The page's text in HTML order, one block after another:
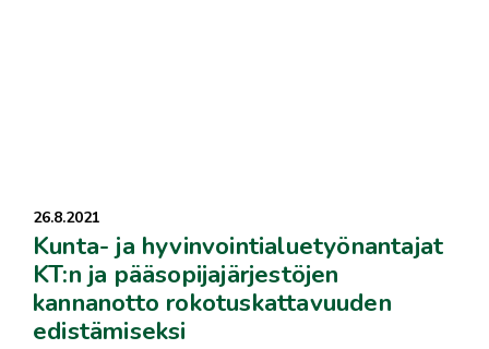
26.8.2021
Kunta- ja hyvinvointialuetyönantajat
KT:n ja pääsopijajärjestöjen
kannanotto rokotuskattavuuden
edistämiseksi